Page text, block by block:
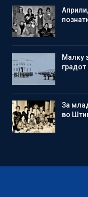
Малку
Зa
во